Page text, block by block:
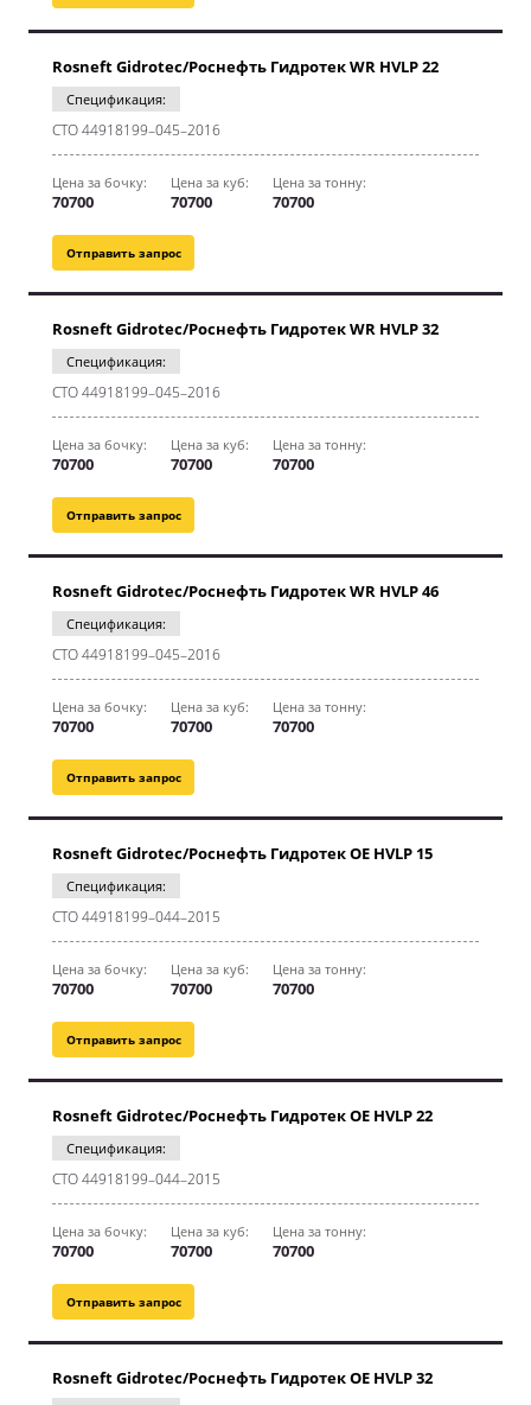
Отправить запрос
Rosneft Gidrotec/Роснефть Гидротек WR HVLP 22
Спецификация:
CТО 44918199–045–2016
Цена за бочку:
70700
Цена за куб:
70700
Цена за тонну:
70700
Отправить запрос
Rosneft Gidrotec/Роснефть Гидротек WR HVLP 32
Спецификация:
CТО 44918199–045–2016
Цена за бочку:
70700
Цена за куб:
70700
Цена за тонну:
70700
Отправить запрос
Rosneft Gidrotec/Роснефть Гидротек WR HVLP 46
Спецификация:
CТО 44918199–045–2016
Цена за бочку:
70700
Цена за куб:
70700
Цена за тонну:
70700
Отправить запрос
Rosneft Gidrotec/Роснефть Гидротек OE HVLP 15
Спецификация:
CТО 44918199–044–2015
Цена за бочку:
70700
Цена за куб:
70700
Цена за тонну:
70700
Отправить запрос
Rosneft Gidrotec/Роснефть Гидротек OE HVLP 22
Спецификация:
CТО 44918199–044–2015
Цена за бочку:
70700
Цена за куб:
70700
Цена за тонну:
70700
Rosneft Gidrotec/Роснефть Гидротек OE HVLP 32